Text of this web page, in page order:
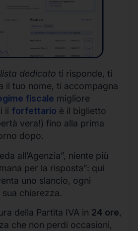
dedicato ti risponde, ti
il tuo nome, ti accompagna
fiscale migliore
il forfettario è il biglietto
vera!) fino alla prima
dopo.
all’Agenzia”, niente più
per la risposta”: qui
uno slancio, ogni
chiarezza.
della Partita IVA in 24 ore,
che non perdi occasioni,